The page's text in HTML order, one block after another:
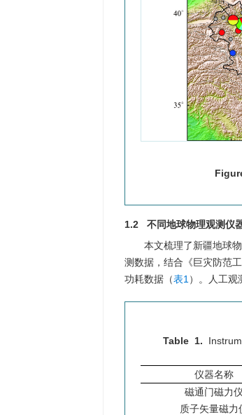
1.2 不同地球物理观测仪
本文梳理了新疆地球
测数据，结合《巨灾防范
功耗数据（表1 ）。人工观
Table 1.
仪器名称
磁通门磁力仪
质子矢量磁力